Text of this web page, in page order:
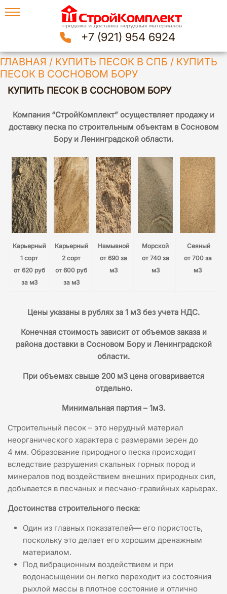
+7 (921) 954 6924
ГЛАВНАЯ / КУПИТЬ ПЕСОК В СПБ / КУПИТЬ
ПЕСОК В СОСНОВОМ БОРУ
КУПИТЬ ПЕСОК В СОСНОВОМ БОРУ
Компания “СтройКомплект” осуществляет продажу и
доставку песка по строительным объектам в Сосновом
Бору и Ленинградской области.
Карьерный
1 сорт
от 620 руб
за м3
Карьерный
2 сорт
от 600 руб
за м3
Намывной
от 690 за
м3
Морской
от 740 за
м3
Сеяный
от 700 за
м3
Цены указаны в рублях за 1 м3 без учета НДС.
Конечная стоимость зависит от объемов заказа и
района доставки в Сосновом Бору и Ленинградской
области.
При объемах свыше 200 м3 цена оговаривается
отдельно.
Минимальная партия – 1м3.
Строительный песок – это нерудный материал
неорганического характера с размерами зерен до
4 мм. Образование природного песка происходит
вследствие разрушения скальных горных пород и
минералов под воздействием внешних природных сил,
добывается в песчаных и песчано-гравийных карьерах.
Достоинства строительного песка:
Один из главных показателей—его пористость,
поскольку это делает его хорошим дренажным
материалом.
Под вибрационным воздействием и при
водонасыщении он легко переходит из состояния
рыхлой массы в плотное состояние и отлично